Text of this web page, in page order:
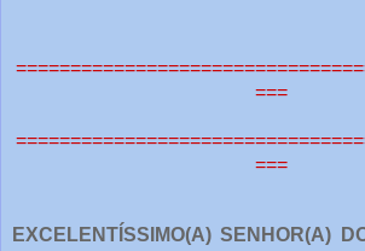
===
===
EXCELENTÍSSIMO(A) SENHOR(A)